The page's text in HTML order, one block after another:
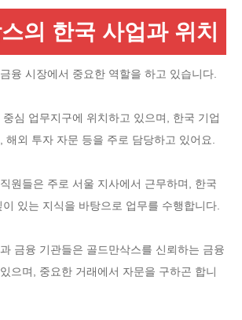
의 한국 사업과 위치
융 시장에서 중요한 역할을 하고 있습니다.
심 업무지구에 위치하고 있으며, 한국 기업
해외 투자 자문 등을 주로 담당하고 있어요.
원들은 주로 서울 지사에서 근무하며, 한국
있는 지식을 바탕으로 업무를 수행합니다.
금융 기관들은 골드만삭스를 신뢰하는 금융
으며, 중요한 거래에서 자문을 구하곤 합니